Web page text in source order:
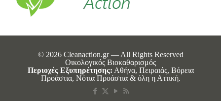
© 2026 Cleanaction.gr — All Rights Reserved
Οικολογικός Βιοκαθαρισμός
Περιοχές Εξυπηρέτησης: Αθήνα, Πειραιάς, Βόρεια
Προάστια, Νότια Προάστια & όλη η Αττική.